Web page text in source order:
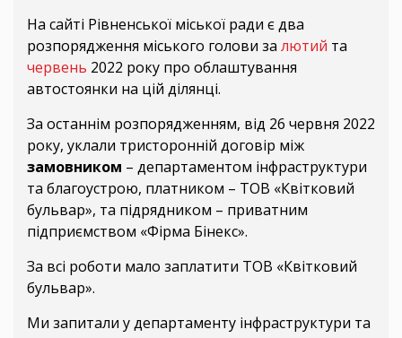
На сайті Рівненської міської ради є два
розпорядження міського голови за лютий та
червень 2022 року про облаштування
автостоянки на цій ділянці.
За останнім розпорядженням, від 26 червня 2022
року, уклали тристоронній договір між
замовником – департаментом інфраструктури
та благоустрою, платником – ТОВ «Квітковий
бульвар», та підрядником – приватним
підприємством «Фірма Бінекс».
За всі роботи мало заплатити ТОВ «Квітковий
бульвар».
Ми запитали у департаменту інфраструктури та